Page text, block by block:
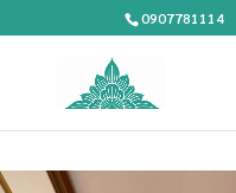
0907781114